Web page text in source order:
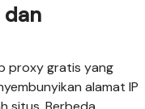
dan
proxy gratis yang
alamat IP